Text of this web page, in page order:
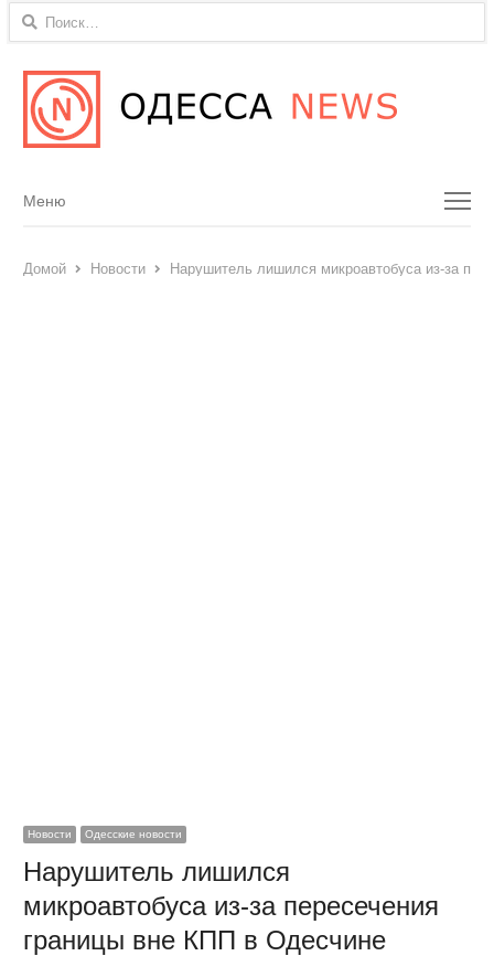
Найти:
Menu
Меню
Домой Новости Нарушитель лишился микроавтобуса из-за
Новости Одесские новости
Нарушитель лишился
микроавтобуса из-за пересечения
границы вне КПП в Одесчине